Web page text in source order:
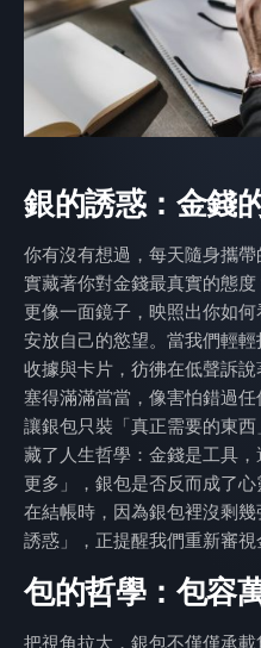
銀的誘惑：金錢
你有沒有想過，每天隨身攜
實藏著你對金錢最真實的態
更像一面鏡子，映照出你如
安放自己的慾望。當我們輕輕
收據與卡片，彷彿在低聲訴
塞得滿滿當當，像害怕錯過
讓銀包只裝「真正需要的東
藏了人生哲學：金錢是工具
更多」，銀包是否反而成了
在結帳時，因為銀包裡沒剩
誘惑」，正提醒我們重新審視
包的哲學：包容
把視角拉大，銀包不僅僅承